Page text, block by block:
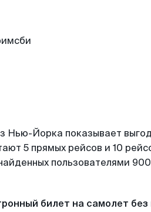
Нью-Йорка показывает
5 прямых рейсов и 10
пользователями
билет на самолет